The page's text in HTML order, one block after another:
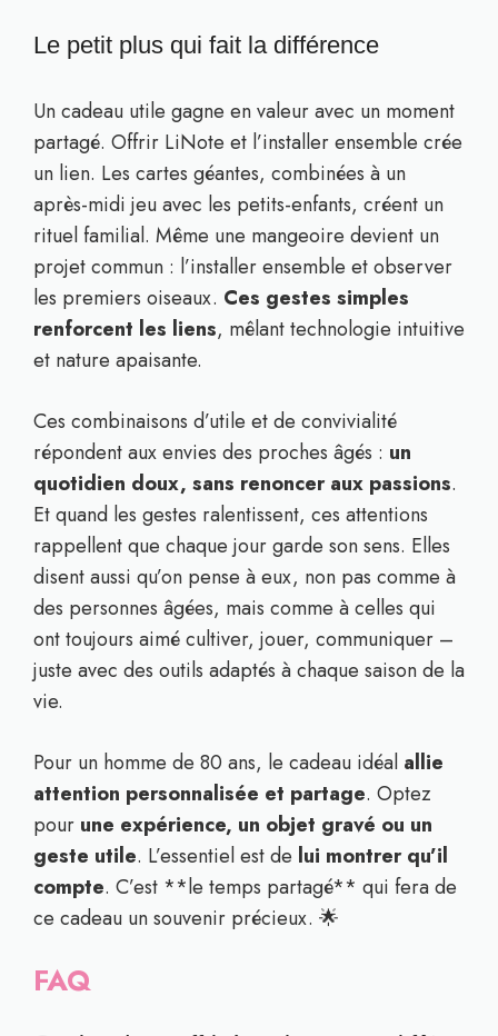
Le petit plus qui fait la différence
Un cadeau utile gagne en valeur avec un moment
partagé. Offrir LiNote et l’installer ensemble crée
un lien. Les cartes géantes, combinées à un
après-midi jeu avec les petits-enfants, créent un
rituel familial. Même une mangeoire devient un
projet commun : l’installer ensemble et observer
les premiers oiseaux. Ces gestes simples
renforcent les liens, mêlant technologie intuitive
et nature apaisante.
Ces combinaisons d’utile et de convivialité
répondent aux envies des proches âgés : un
quotidien doux, sans renoncer aux passions.
Et quand les gestes ralentissent, ces attentions
rappellent que chaque jour garde son sens. Elles
disent aussi qu’on pense à eux, non pas comme à
des personnes âgées, mais comme à celles qui
ont toujours aimé cultiver, jouer, communiquer –
juste avec des outils adaptés à chaque saison de la
vie.
Pour un homme de 80 ans, le cadeau idéal allie
attention personnalisée et partage. Optez
pour une expérience, un objet gravé ou un
geste utile. L’essentiel est de lui montrer qu’il
compte. C’est **le temps partagé** qui fera de
ce cadeau un souvenir précieux. 🌟
FAQ